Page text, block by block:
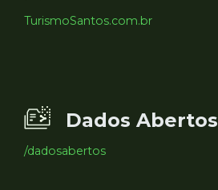
TurismoSantos.com.br
Dados Abertos
/dadosabertos